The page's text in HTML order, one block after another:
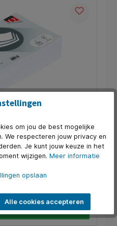
vriendelijke prijs. * Helder
en printers. * Voldoet
* FSC-gecertificeerd. *
CIE153.
om jou de best mogelijke
We respecteren jouw privacy en
Je kunt jouw keuze in het
wijzigen. Meer informatie
opslaan
Alle cookies accepteren